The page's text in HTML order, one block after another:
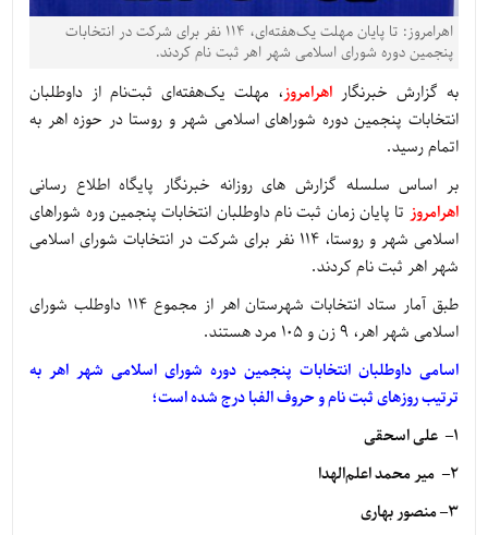
اهرامروز: تا پایان مهلت یک‌هفته‌ای، 114 نفر برای شرکت در انتخابات
پنجمین دوره شورای اسلامی شهر اهر ثبت نام کردند.
به گزارش خبرنگاراهرامروز، مهلت یک‌هفته‌ای ثبت‌نام از داوطلبان
انتخابات پنجمین دوره شوراهای اسلامی شهر و روستا در حوزه اهر به
اتمام رسید.
بر اساس سلسله گزارش های روزانه خبرنگار پایگاه اطلاع رسانی
اهرامروز تا پایان زمان ثبت نام داوطلبان انتخابات پنجمین وره شوراهای
اسلامی شهر و روستا، 114 نفر برای شرکت در انتخابات شورای اسلامی
شهر اهر ثبت نام کردند.
طبق آمار ستاد انتخابات شهرستان اهر از مجموع 114 داوطلب شورای
اسلامی شهر اهر، 9 زن و 105 مرد هستند.
اسامی داوطلبان انتخابات پنجمین دوره شورای اسلامی شهر اهر به
ترتیب روزهای ثبت نام و حروف الفبا درج شده است؛
۱– علی اسحقی
۲– میر محمد اعلم‌الهدا
۳– منصور بهاری